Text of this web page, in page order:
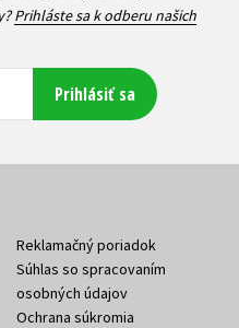
Prihláste sa k odberu našich
Prihlásiť sa
Reklamačný poriadok
Súhlas so spracovaním
osobných údajov
Ochrana súkromia